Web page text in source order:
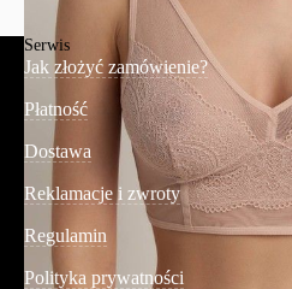
Serwis
Jak złożyć zamówienie?
Płatność
Dostawa
Reklamacje i zwroty
Regulamin
Polityka prywatności